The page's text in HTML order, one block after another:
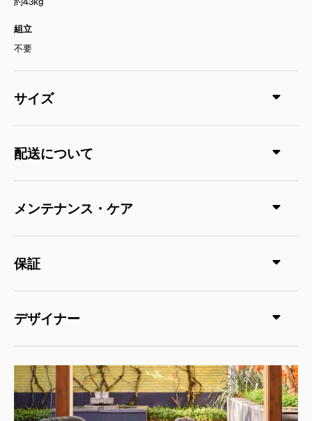
組立
不要
サイズ
配送について
メンテナンス・ケア
保証
デザイナー